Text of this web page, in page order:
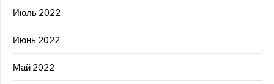
Июль 2022
Июнь 2022
Май 2022